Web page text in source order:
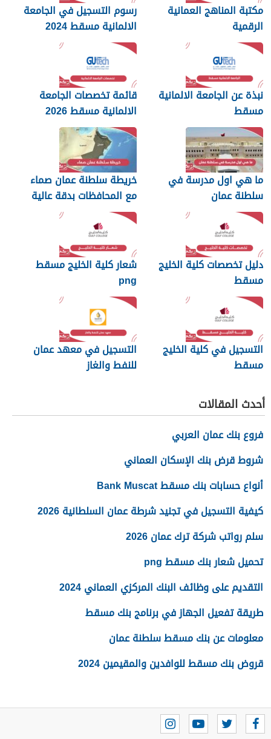
مكتبة المناهج العمانية
الرقمية
رسوم التسجيل في الجامعة
الالمانية مسقط 2024
نبذة عن الجامعة الالمانية
مسقط
قائمة تخصصات الجامعة
الالمانية مسقط 2026
ما هي اول مدرسة في
سلطنة عمان
خريطة سلطنة عمان صماء
مع المحافظات بدقة عالية
دليل تخصصات كلية الخليج
مسقط
شعار كلية الخليج مسقط
png
التسجيل في كلية الخليج
مسقط
التسجيل في معهد عمان
للنفط والغاز
أحدث المقالات
فروع بنك عمان العربي
شروط قرض بنك الإسكان العماني
أنواع حسابات بنك مسقط Bank Muscat
كيفية التسجيل في تجنيد شرطة عمان السلطانية 2026
سلم رواتب شركة ترك عمان 2026
تحميل شعار بنك مسقط png
التقديم على وظائف البنك المركزي العماني 2024
طريقة تفعيل الجهاز في برنامج بنك مسقط
معلومات عن بنك مسقط سلطنة عمان
قروض بنك مسقط للوافدين والمقيمين 2024